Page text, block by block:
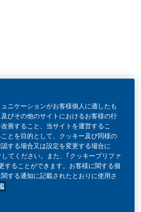
ニケーションがお客様個人に適したも
びその他のサイトにおけるお客様の行
善すること、当サイトを運営するこ
とを目的として、クッキー及び同様の
する場合又は設定を変更する場合に
てください。また、｢クッキープリファ
することができます。お客様に関する個
する通知に記載されたとおりに使用さ